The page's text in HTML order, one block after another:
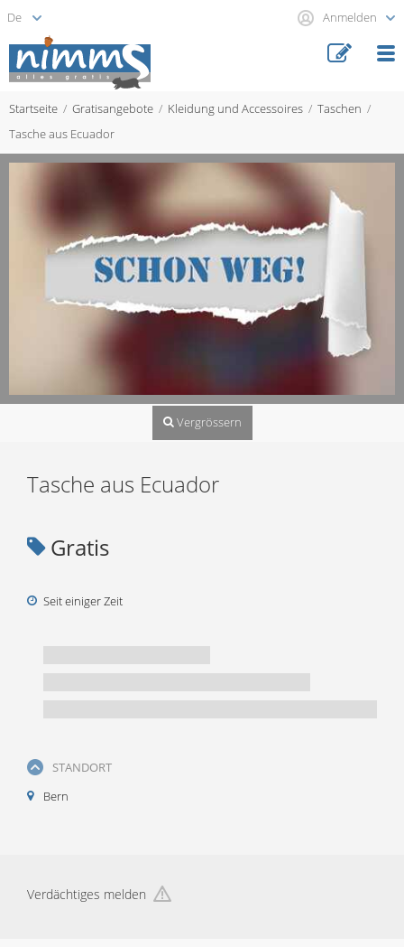
Anmelden
Startseite Gratisangebote Kleidung und Accessoires
Taschen
Tasche aus Ecuador
Vergrössern
Tasche aus Ecuador
Gratis
Seit einiger Zeit
STANDORT
Bern
Verdächtiges melden